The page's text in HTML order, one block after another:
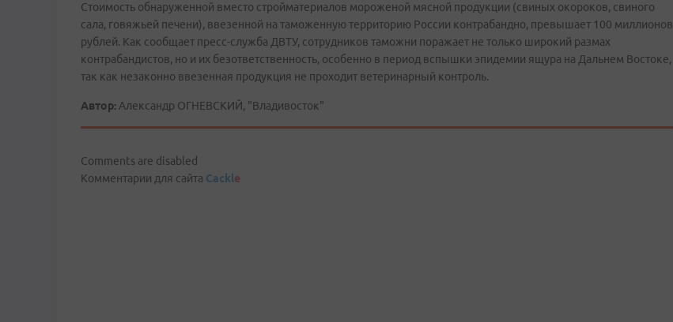
Стоимость обнаруженной вместо стройматериалов мороженой мясной продукции (свиных окороков, свиного
сала, говяжьей печени), ввезенной на таможенную территорию России контрабандно, превышает 100 миллионов
рублей. Как сообщает пресс-служба ДВТУ, сотрудников таможни поражает не только широкий размах
контрабандистов, но и их безответственность, особенно в период вспышки эпидемии ящура на Дальнем Востоке,
так как незаконно ввезенная продукция не проходит ветеринарный контроль.
Автор: Александр ОГНЕВСКИЙ, "Владивосток"
Comments are disabled
Комментарии для сайта Cackle